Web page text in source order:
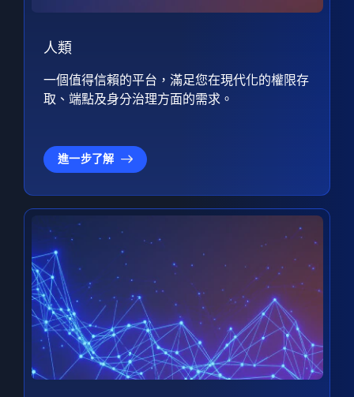
人類
一個值得信賴的平台，滿足您在現代化的權限存
取、端點及身分治理方面的需求。
進一步了解